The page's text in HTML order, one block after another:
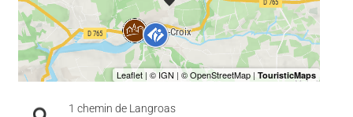
1 chemin de Langroas